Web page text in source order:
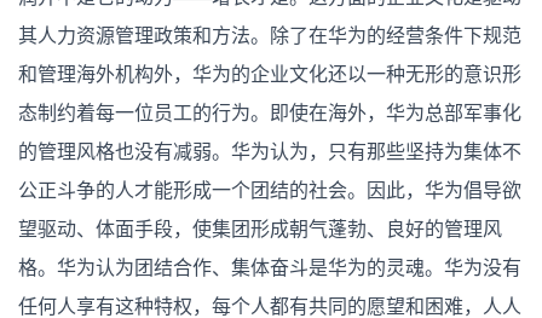
其人力资源管理政策和方法。除了在华为的经营条件下规范
和管理海外机构外，华为的企业文化还以一种无形的意识形
态制约着每一位员工的行为。即使在海外，华为总部军事化
的管理风格也没有减弱。华为认为，只有那些坚持为集体不
公正斗争的人才能形成一个团结的社会。因此，华为倡导欲
望驱动、体面手段，使集团形成朝气蓬勃、良好的管理风
格。华为认为团结合作、集体奋斗是华为的灵魂。华为没有
任何人享有这种特权，每个人都有共同的愿望和困难，人人